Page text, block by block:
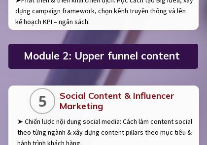
Social Content & Influencer
Marketing
➤ Chiến lược nội dung social media: Cách làm content social
theo từng ngành & xây dựng content pillars theo mục tiêu &
hành trình khách hàng.
5
dựng campaign framework, chọn kênh truyền thông và lên
kế hoạch KPI – ngân sách.
Module 2: Upper funnel content